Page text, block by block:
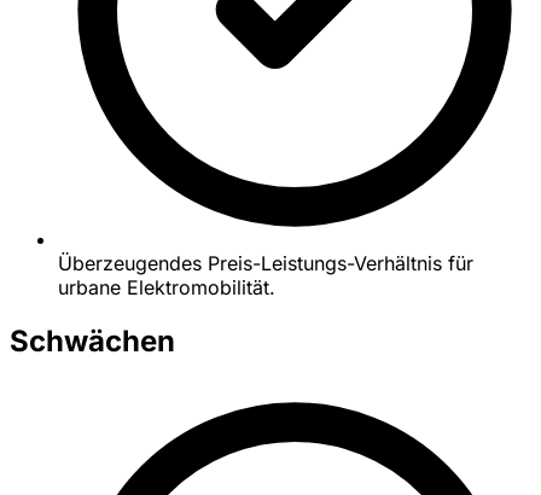
Überzeugendes Preis-Leistungs-Verhältnis für
urbane Elektromobilität.
Schwächen